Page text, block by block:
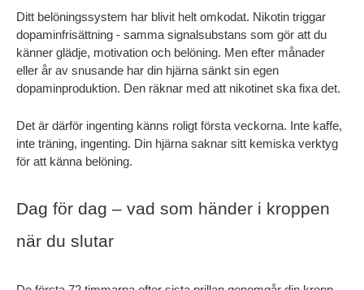
Ditt belöningssystem har blivit helt omkodat. Nikotin triggar
dopaminfrisättning - samma signalsubstans som gör att du
känner glädje, motivation och belöning. Men efter månader
eller år av snusande har din hjärna sänkt sin egen
dopaminproduktion. Den räknar med att nikotinet ska fixa det.
Det är därför ingenting känns roligt första veckorna. Inte kaffe,
inte träning, ingenting. Din hjärna saknar sitt kemiska verktyg
för att känna belöning.
Dag för dag – vad som händer i kroppen
när du slutar